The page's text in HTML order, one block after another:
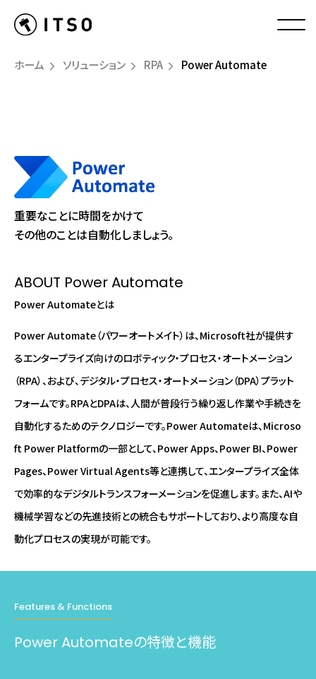
ホーム ソリューション RPA Power Automate
重要なことに時間をかけて
その他のことは自動化しましょう。
ABOUT Power Automate
Power Automateとは
Power Automate（パワーオートメイト）は、Microsoft社が提供す
るエンタープライズ向けのロボティック・プロセス・オートメーション
（RPA）、および、デジタル・プロセス・オートメーション（DPA）プラット
フォームです。RPAとDPAは、人間が普段行う繰り返し作業や手続きを
自動化するためのテクノロジーです。Power Automateは、Microso
ft Power Platformの一部として、Power Apps、Power BI、Power
Pages、Power Virtual Agents等と連携して、エンタープライズ全体
で効率的なデジタルトランスフォーメーションを促進します。また、AIや
機械学習などの先進技術との統合もサポートしており、より高度な自
動化プロセスの実現が可能です。
Features & Functions
Power Automateの特徴と機能